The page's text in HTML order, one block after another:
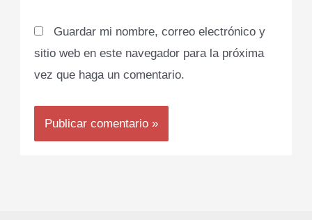
Guardar mi nombre, correo electrónico y
sitio web en este navegador para la próxima
vez que haga un comentario.